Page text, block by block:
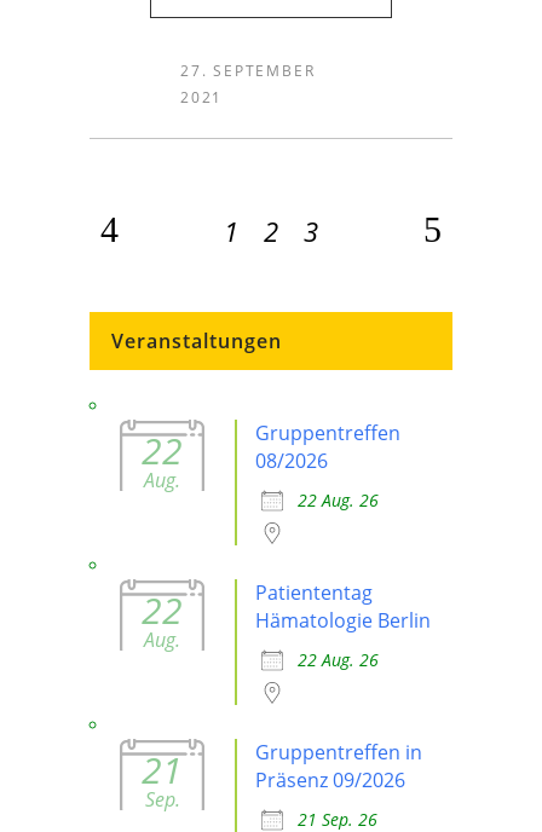
27. SEPTEMBER
2021
1 2 3
Veranstaltungen
22
Aug.
Gruppentreffen
08/2026
22 Aug. 26
22
Aug.
Patiententag
Hämatologie Berlin
22 Aug. 26
21
Sep.
Gruppentreffen in
Präsenz 09/2026
21 Sep. 26